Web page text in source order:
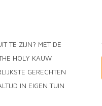
TE ZIJN? MET DE
HOLY KAUW
GERECHTEN
IN EIGEN TUIN